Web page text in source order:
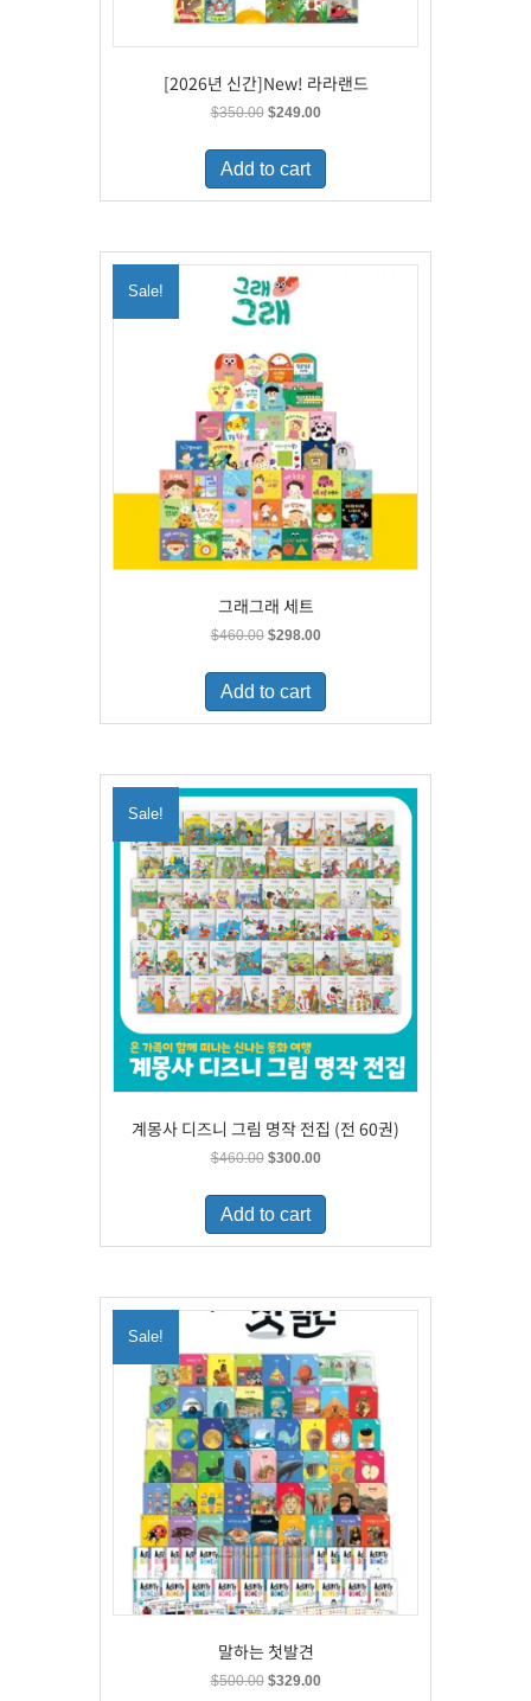
[2026년 신간]New! 라라랜드
$350.00 Original
was:
$350.00.
$249.00Current
is:
Add to cart
Sale!
그래그래 세트
$460.00 Original
was:
$460.00.
$298.00Current
is:
Add to cart
Sale!
계몽사 디즈니 그림 명작 전집 (전 60권)
$460.00 Original
was:
$460.00.
$300.00Current
is:
Add to cart
Sale!
말하는 첫발견
$500.00 Original
$329.00Current